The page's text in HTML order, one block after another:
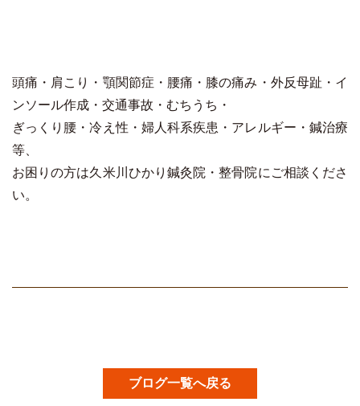
頭痛・肩こり・顎関節症・腰痛・膝の痛み・外反母趾・イ
ンソール作成・交通事故・むちうち・
ぎっくり腰・冷え性・婦人科系疾患・アレルギー・鍼治療
等、
お困りの方は久米川ひかり鍼灸院・整骨院にご相談くださ
い。
ブログ一覧へ戻る